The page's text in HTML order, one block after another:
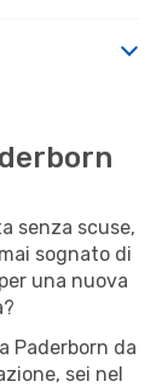
senza scuse,
sognato di
una nuova
Paderborn da
sei nel